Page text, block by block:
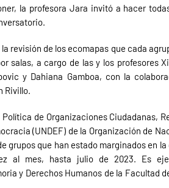
la profesora Jara invitó a hacer
revisión de los ecomapas que cada
salas, a cargo de las y los profesores
y Dahiana Gamboa, con la
Rivillo.
de Organizaciones Ciudadanas,
(UNDEF) de la Organización de
grupos que han estado marginados en
al mes, hasta julio de 2023. Es
y Derechos Humanos de la Facultad